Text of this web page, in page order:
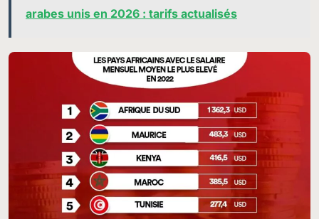
arabes unis en 2026 : tarifs actualisés